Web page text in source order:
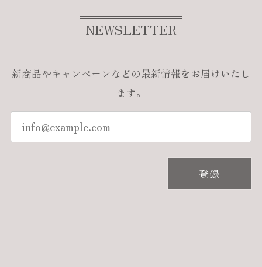
NEWSLETTER
新商品やキャンペーンなどの最新情報をお届けいたし
ます。
登録